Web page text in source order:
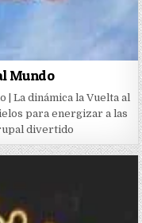
Mundo
| La dinámica la Vuelta al
para energizar a las
divertido